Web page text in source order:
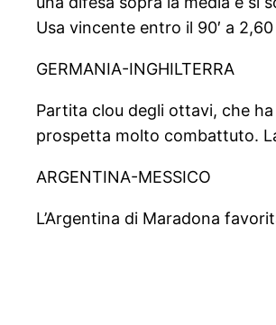
Usa vincente entro il 90′ a
GERMANIA-INGHILTERRA
Partita clou degli ottavi, che
prospetta molto combattuto.
ARGENTINA-MESSICO
L’Argentina di Maradona